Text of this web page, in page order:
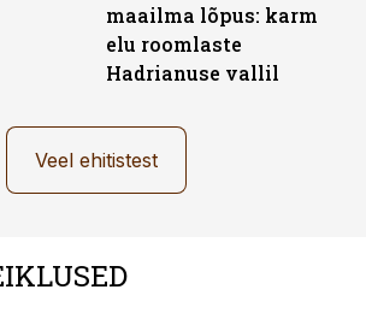
maailma lõpus: karm
elu roomlaste
Hadrianuse vallil
Veel ehitistest